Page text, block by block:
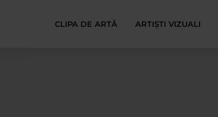
CLIPA DE ARTĂ ARTIȘTI VIZUALI